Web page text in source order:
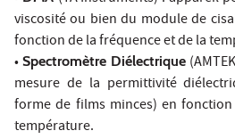
viscosité ou bien du module de
fonction de la fréquence et de la
• Spectromètre Diélectrique
mesure de la permittivité
forme de films minces) en
température.